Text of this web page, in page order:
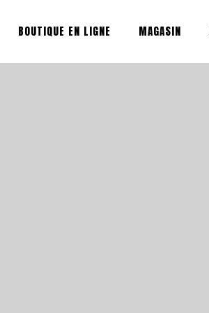
BOUTIQUE EN LIGNE MAGASIN